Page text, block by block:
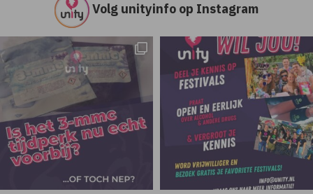
Volg unityinfo op Instagram